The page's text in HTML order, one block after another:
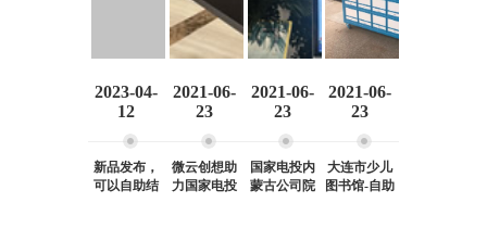
2023-04-
12
新品发布，
可以自助结
2021-06-
23
微云创想助
力国家电投
2021-06-
23
国家电投内
蒙古公司院
2021-06-
23
大连市少儿
图书馆-自助